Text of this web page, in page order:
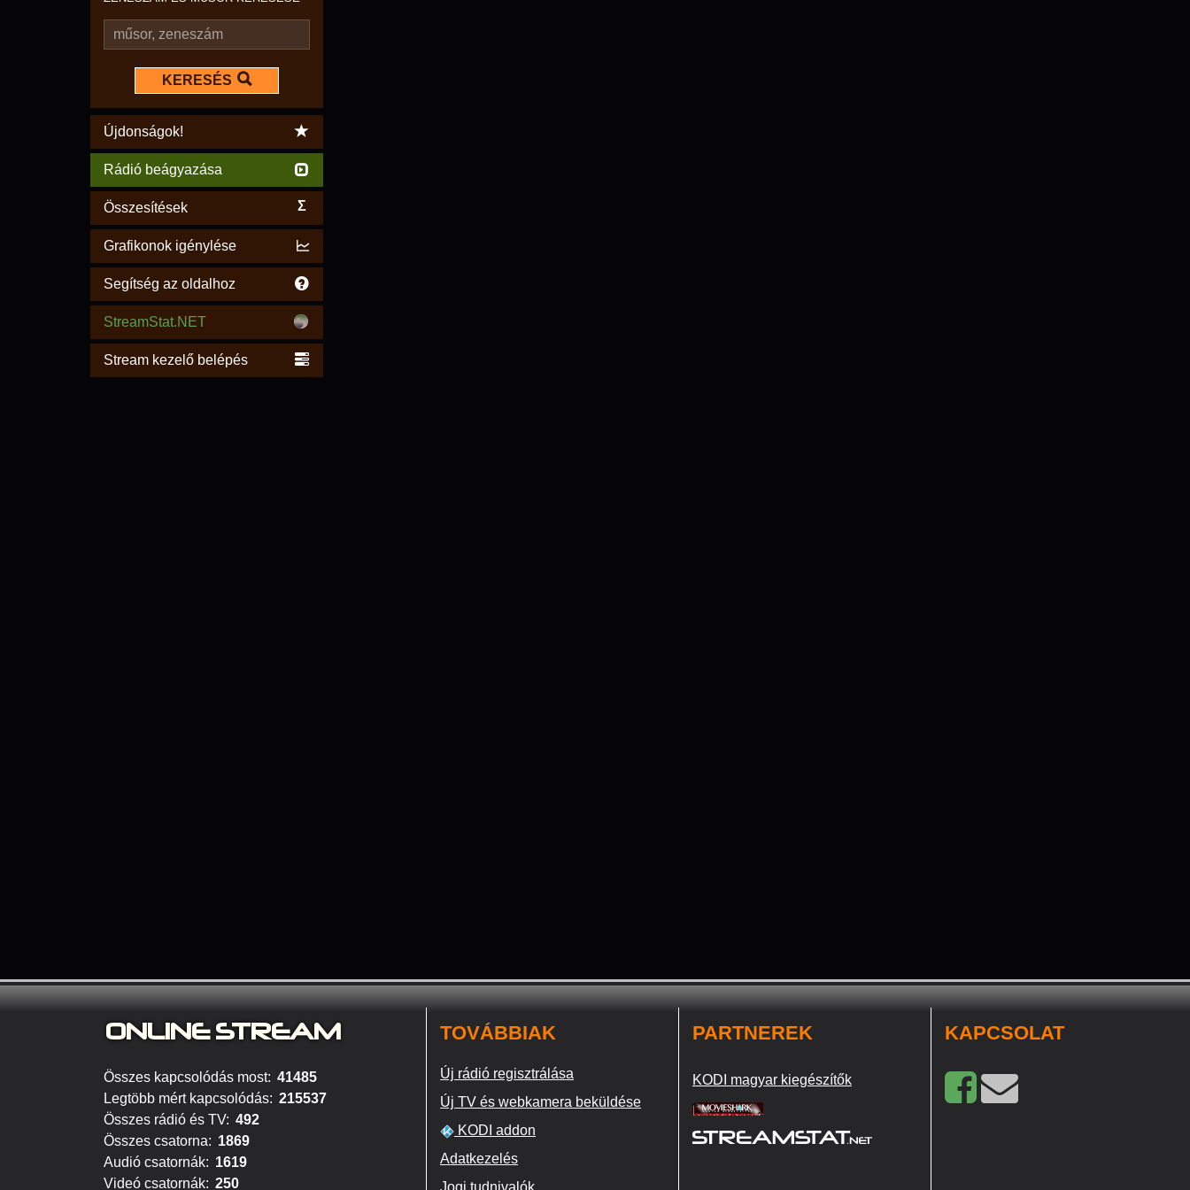
KERESÉS
Újdonságok!
Rádió beágyazása
Összesítések Σ
Grafikonok igénylése
Segítség az oldalhoz
StreamStat.NET
Stream kezelő belépés
ONLINE STREAM
Összes kapcsolódás most: 41485
Legtöbb mért kapcsolódás: 215537
Összes rádió és TV: 492
Összes csatorna: 1869
Audió csatornák: 1619
Videó csatornák: 250
TOVÁBBIAK
Új rádió regisztrálása
Új TV és webkamera beküldése
KODI addon
Adatkezelés
Jogi tudnivalók
PARTNEREK
KODI magyar kiegészítők
KAPCSOLAT